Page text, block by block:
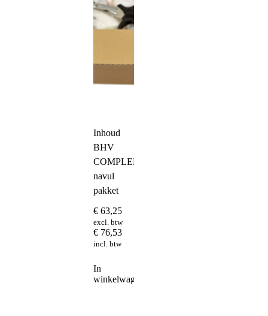
Inhoud
BHV
COMPLEET
navul
pakket
€ 63,25
excl. btw
€ 76,53
incl. btw
In
winkelwagen